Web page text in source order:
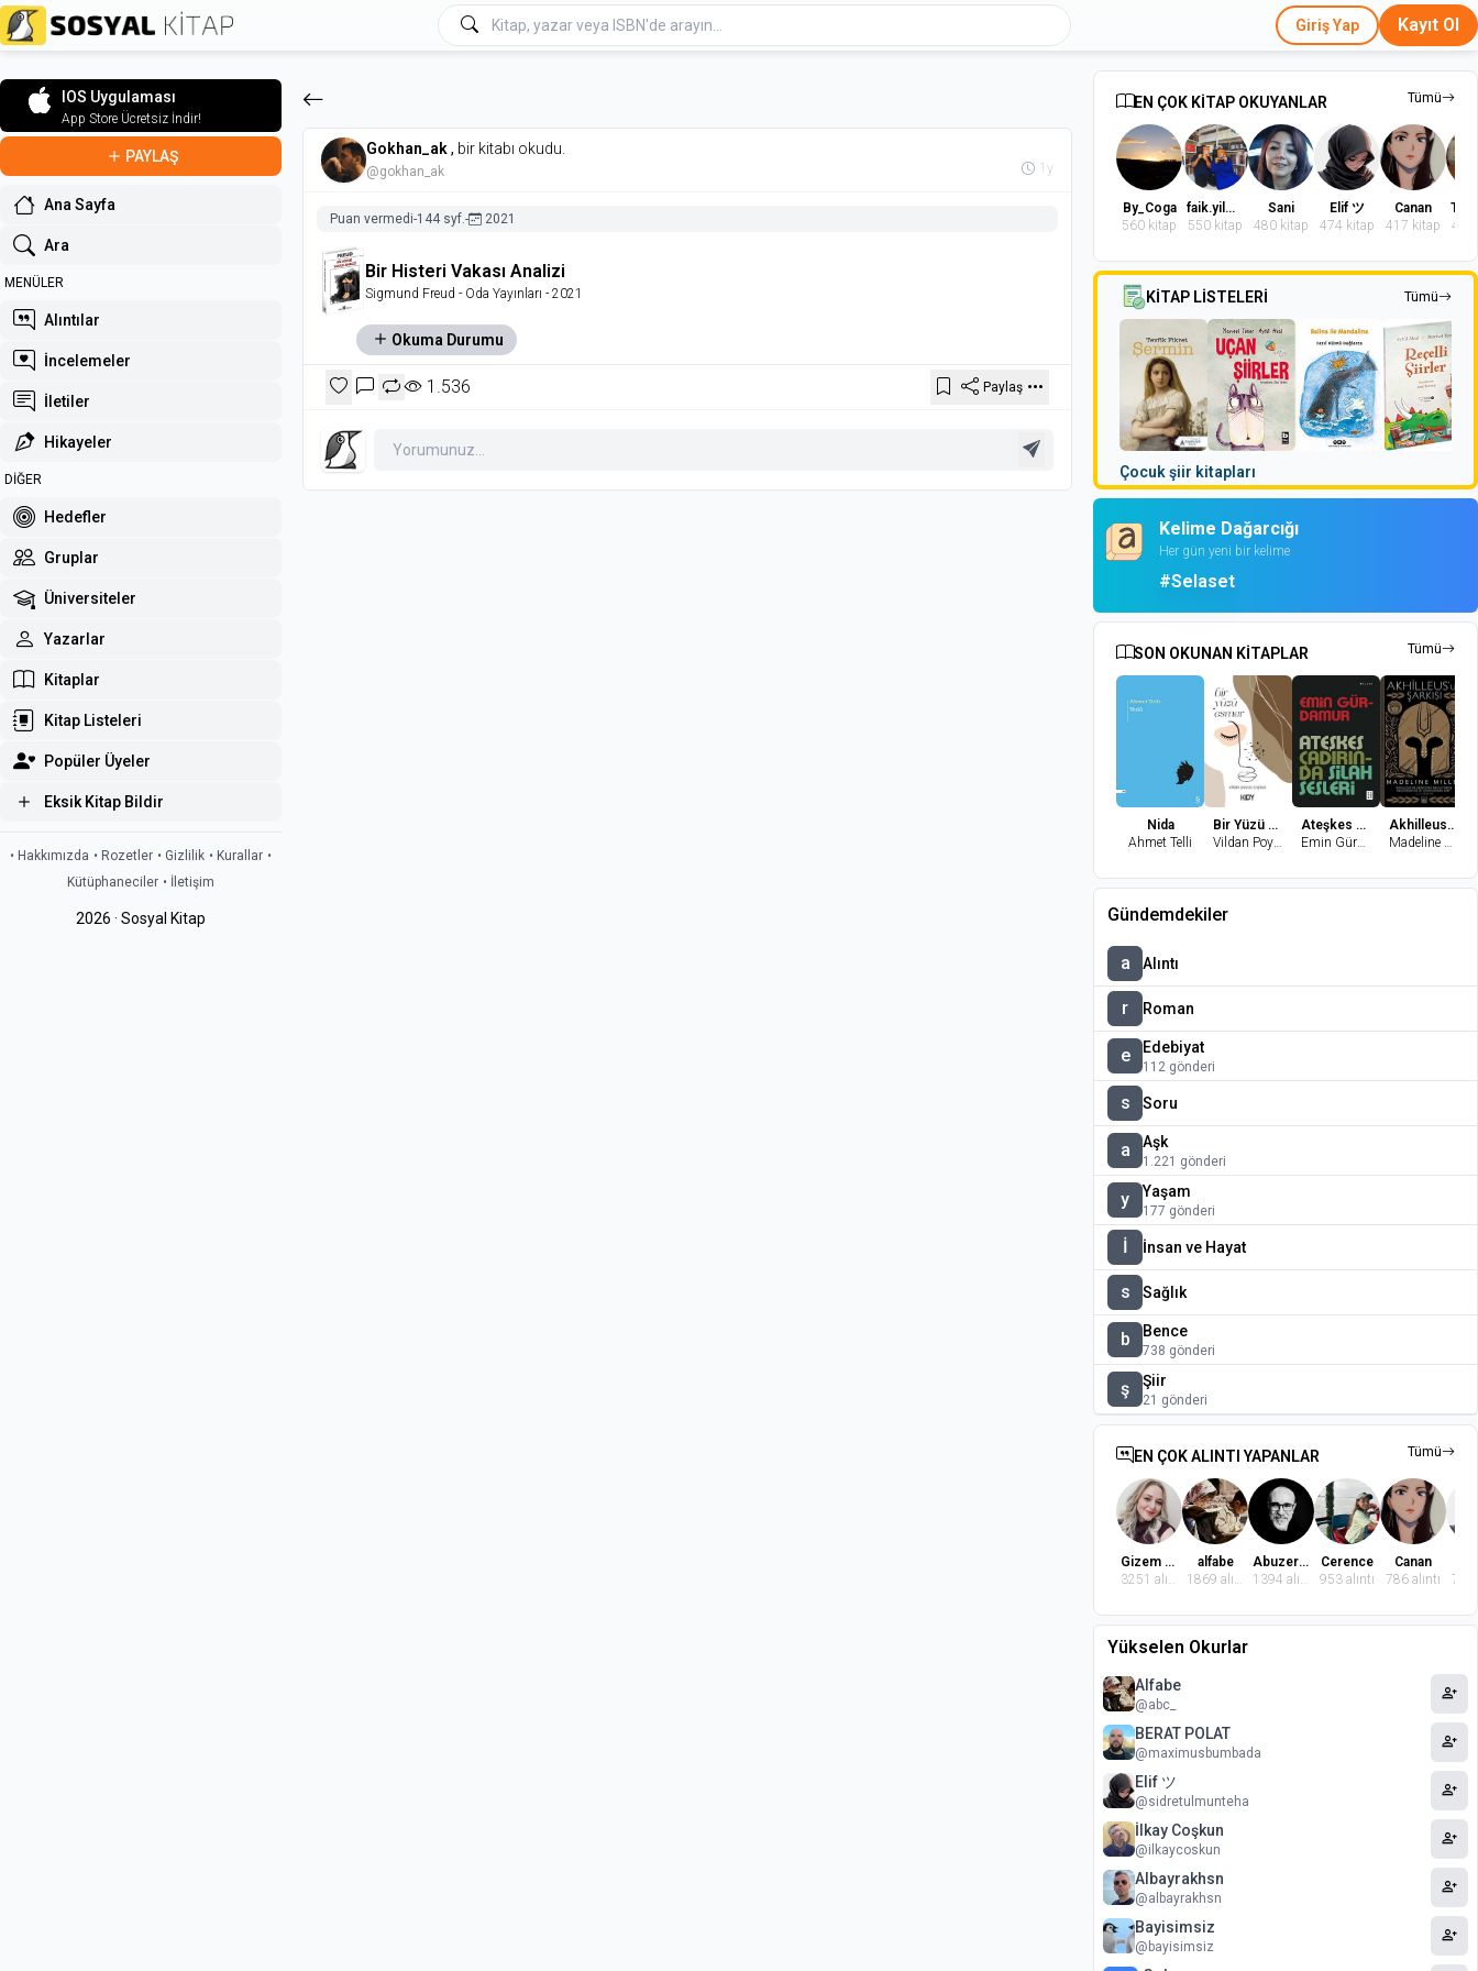
Giriş Yap Kayıt Ol
IOS Uygulaması
App Store Ücretsiz İndir!
PAYLAŞ
Ana Sayfa
Ara
MENÜLER
Alıntılar
İncelemeler
İletiler
Hikayeler
DİĞER
Hedefler
Gruplar
Üniversiteler
Yazarlar
Kitaplar
Kitap Listeleri
Popüler Üyeler
Eksik Kitap Bildir
• Hakkımızda • Rozetler • Gizlilik • Kurallar •
Kütüphaneciler • İletişim
2026 · Sosyal Kitap
Gokhan_ak, bir kitabı okudu.
@gokhan_ak 1y
Puan vermedi-144 syf.- 2021
Bir Histeri Vakası Analizi
Sigmund Freud - Oda Yayınları - 2021
Okuma Durumu
1.536 Paylaş
EN ÇOK KİTAP OKUYANLAR Tümü
By_Coga
560 kitap
faik.yilmaz.9
550 kitap
Sani
480 kitap
Elif ツ
474 kitap
Canan
417 kitap
402
KİTAP LİSTELERİ Tümü
Çocuk şiir kitapları
Kelime Dağarcığı
Her gün yeni bir kelime
#Selaset
SON OKUNAN KİTAPLAR Tümü
Nida
Ahmet Telli
Bir Yüzü Esmer
Vildan Poyraz Coşkun
Ateşkes Çadırında Silah Sesleri
Emin Gürdamur
Akhilleus’un Şarkısı
Madeline Miller
Gündemdekiler
a Alıntı
r Roman
e Edebiyat
112 gönderi
s Soru
a Aşk
1.221 gönderi
y Yaşam
177 gönderi
İ İnsan ve Hayat
s Sağlık
b Bence
738 gönderi
ş Şiir
21 gönderi
EN ÇOK ALINTI YAPANLAR Tümü
Gizem Dindaroğlu
3251 alıntı
alfabe
1869 alıntı
Abuzer Badem
1394 alıntı
Cerence
953 alıntı
Canan
786 alıntı
764
Yükselen Okurlar
Alfabe
@abc_ person_add
BERAT POLAT
@maximusbumbada person_add
Elif ツ
@sidretulmunteha person_add
İlkay Coşkun
@ilkaycoskun person_add
Albayrakhsn
@albayrakhsn person_add
Bayisimsiz
@bayisimsiz person_add